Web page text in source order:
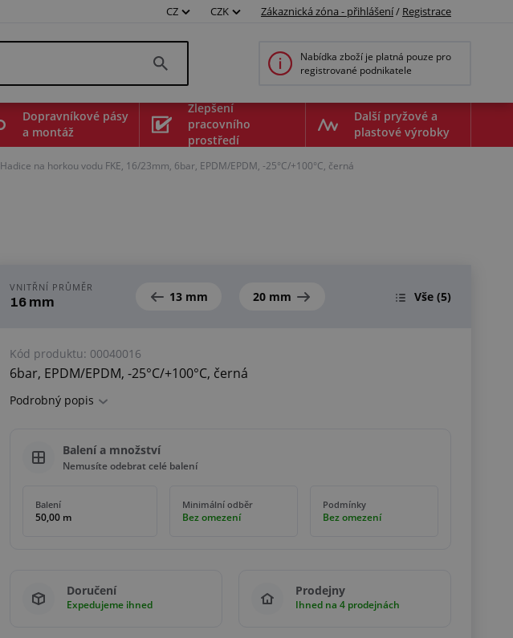
CZ CZK Zákaznická zóna - přihlášení/ Registrace
Nabídka zboží je platná pouze pro
registrované podnikatele
Dopravníkové pásy
a montáž
Zlepšení
pracovního
prostředí
Další pryžové a
plastové výrobky
Hadice na horkou vodu FKE, 16/23mm, 6bar, EPDM/EPDM, -25°C/+100°C, černá
VNITŘNÍ PRŮMĚR
16 mm 13 mm 20 mm Vše (5)
Kód produktu: 00040016
6bar, EPDM/EPDM, -25°C/+100°C, černá
Podrobný popis
Balení a množství
Nemusíte odebrat celé balení
Balení
50,00 m
Minimální odběr
Bez omezení
Podmínky
Bez omezení
Doručení
Expedujeme ihned
Prodejny
Ihned na 4 prodejnách